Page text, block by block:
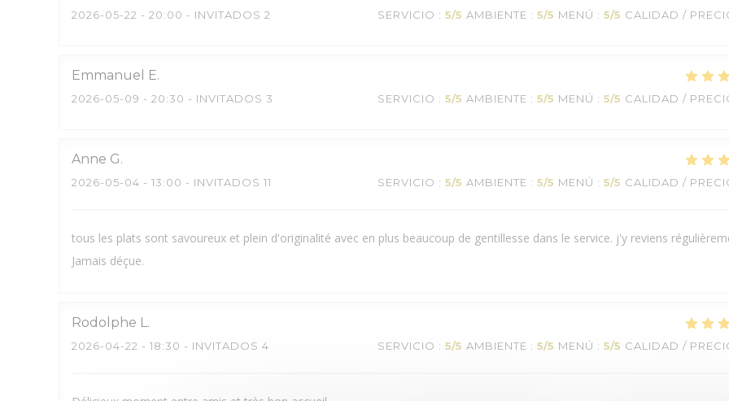
2026-05-22 - 20:00 - INVITADOS 2 SERVICIO : 5/5 AMBIENTE : 5/5 MENÚ : 5/5 CALIDAD /
Emmanuel E
2026-05-09 - 20:30 - INVITADOS 3 SERVICIO : 5/5 AMBIENTE : 5/5 MENÚ : 5/5 CALIDAD /
Anne G
2026-05-04 - 13:00 - INVITADOS 11 SERVICIO : 5/5 AMBIENTE : 5/5 MENÚ : 5/5 CALIDAD /
tous les plats sont savoureux et plein d'originalité avec en plus beaucoup de gentillesse dans le service. j'y reviens
Jamais déçue.
Rodolphe L
2026-04-22 - 18:30 - INVITADOS 4 SERVICIO : 5/5 AMBIENTE : 5/5 MENÚ : 5/5 CALIDAD /